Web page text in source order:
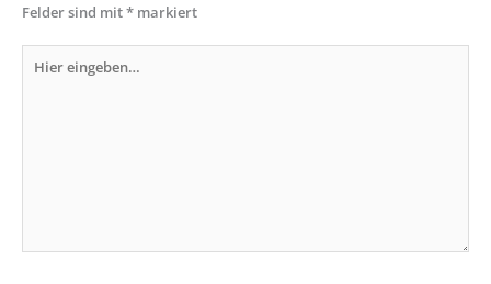
Felder sind mit* markiert
eingeben…